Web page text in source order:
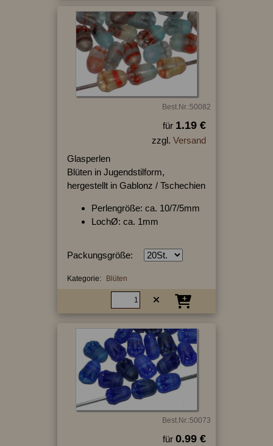
Best.Nr.:50082
für 1.19 €
zzgl. Versand
Glasperlen
Blüten in Jugendstilform,
hergestellt in Gablonz / Tschechien
Perlengröße: ca. 10/7/5mm
LochØ: ca. 1mm
Packungsgröße:
Kategorie: Blüten
Best.Nr.:50073
für 0.99 €